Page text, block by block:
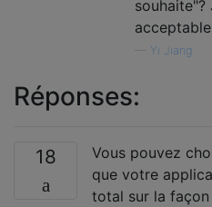
souhaite"?
Yi Jiang
Réponses:
18
Vous pouvez
que votre
total sur la